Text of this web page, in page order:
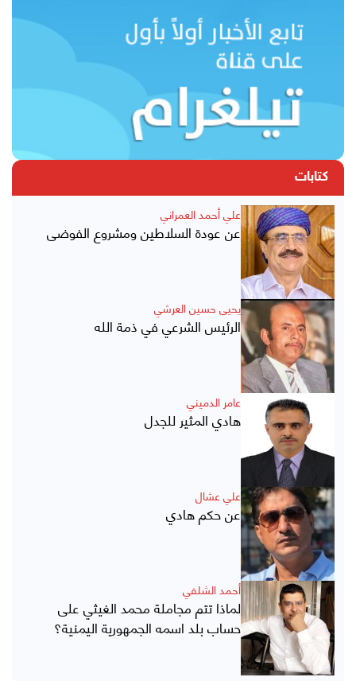
كتابات
علي أحمد العمراني
عن عودة السلاطين ومشروع الفوضى
يحيى حسين العرشي
الرئيس الشرعي في ذمة الله
عامر الدميني
هادي المثير للجدل
علي عشال
عن حكم هادي
أحمد الشلفي
لماذا تتم مجاملة محمد الغيثي على
حساب بلد اسمه الجمهورية اليمنية؟